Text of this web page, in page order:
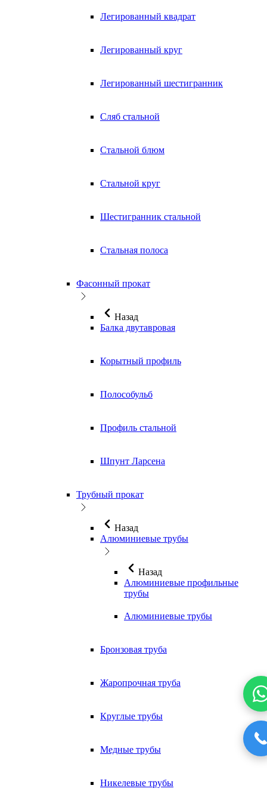
Легированный квадрат
Легированный круг
Легированный шестигранник
Сляб стальной
Стальной блюм
Стальной круг
Шестигранник стальной
Стальная полоса
Фасонный прокат
Назад
Балка двутавровая
Корытный профиль
Полособульб
Профиль стальной
Шпунт Ларсена
Трубный прокат
Назад
Алюминиевые трубы
Назад
Алюминиевые профильные
трубы
Алюминиевые трубы
Бронзовая труба
Жаропрочная труба
Круглые трубы
Медные трубы
Никелевые трубы